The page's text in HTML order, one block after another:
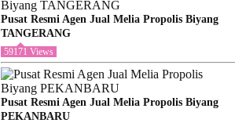
Pusat Resmi Agen Jual Melia Propolis Biyang
TANGERANG
59171 Views
Pusat Resmi Agen Jual Melia Propolis Biyang
PEKANBARU